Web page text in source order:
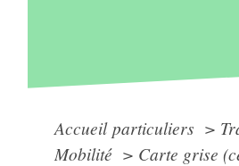
Accueil particuliers >
Mobilité > Carte grise